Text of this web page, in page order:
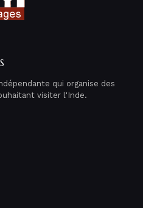
qui organise des
visiter l'Inde.